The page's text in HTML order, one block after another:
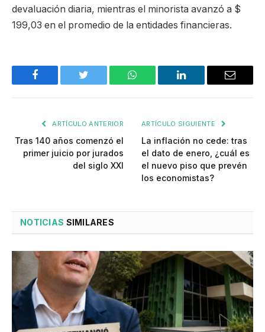
devaluación diaria, mientras el minorista avanzó a $
199,03 en el promedio de la entidades financieras.
Facebook Twitter WhatsApp LinkedIn Email
ARTÍCULO ANTERIOR
Tras 140 años comenzó el
primer juicio por jurados
del siglo XXI
ARTÍCULO SIGUIENTE
La inflación no cede: tras
el dato de enero, ¿cuál es
el nuevo piso que prevén
los economistas?
NOTICIAS SIMILARES